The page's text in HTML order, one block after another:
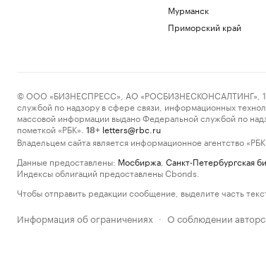
Мурманск
Приморский край
© ООО «БИЗНЕСПРЕСС», АО «РОСБИЗНЕСКОНСАЛТИНГ»,
службой по надзору в сфере связи, информационных
массовой информации выдано Федеральной службой по
пометкой «РБК».
18+ letters@rbc.ru
Владельцем сайта является информационное агентство
Данные предоставлены: Мосбиржа Санкт-Петербургская
Индексы облигаций предоставлены Cbonds.
Чтобы отправить редакции сообщение, выделите часть
Информация об ограничениях · О соблюдении